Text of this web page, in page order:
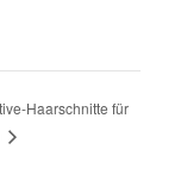
Haarschnitte für